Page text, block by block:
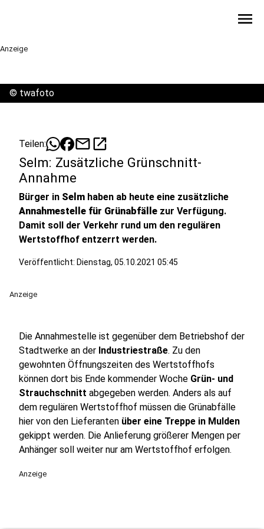
menu
Anzeige
© twafoto
Teilen: mailopen_in_new
Selm: Zusätzliche Grünschnitt-
Annahme
Bürger in Selm haben ab heute eine zusätzliche
Annahmestelle für Grünabfälle zur Verfügung.
Damit soll der Verkehr rund um den regulären
Wertstoffhof entzerrt werden.
Veröffentlicht: Dienstag, 05.10.2021 05:45
Anzeige
Die Annahmestelle ist gegenüber dem Betriebshof der
Stadtwerke an der Industriestraße. Zu den
gewohnten Öffnungszeiten des Wertstoffhofs
können dort bis Ende kommender Woche Grün- und
Strauchschnitt abgegeben werden. Anders als auf
dem regulären Wertstoffhof müssen die Grünabfälle
hier von den Lieferanten über eine Treppe in Mulden
gekippt werden. Die Anlieferung größerer Mengen per
Anhänger soll weiter nur am Wertstoffhof erfolgen.
Anzeige